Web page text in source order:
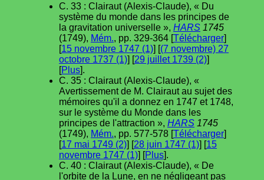
C. 33 : Clairaut (Alexis-Claude), « Du
système du monde dans les principes de
la gravitation universelle », HARS 1745
(1749), Mém., pp. 329-364 [Télécharger]
[15 novembre 1747 (1)] [(7 novembre) 27
octobre 1737 (1)] [29 juillet 1739 (2)]
[Plus].
C. 35 : Clairaut (Alexis-Claude), «
Avertissement de M. Clairaut au sujet des
mémoires qu'il a donnez en 1747 et 1748,
sur le système du Monde dans les
principes de l'attraction », HARS 1745
(1749), Mém., pp. 577-578 [Télécharger]
[17 mai 1749 (2)] [28 juin 1747 (1)] [15
novembre 1747 (1)] [Plus].
C. 40 : Clairaut (Alexis-Claude), « De
l'orbite de la Lune, en ne négligeant pas